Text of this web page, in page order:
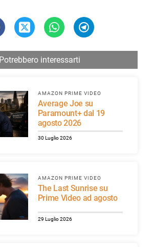
Potrebbero interessarti
AMAZON PRIME VIDEO
Average Joe su
Paramount+ dal 19
agosto 2026
30 Luglio 2026
AMAZON PRIME VIDEO
The Last Sunrise su
Prime Video ad agosto
29 Luglio 2026